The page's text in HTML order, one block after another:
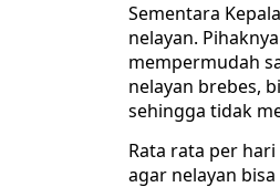
Sementara
nelayan.
mempermudah
nelayan brebes,
sehingga tidak
Rata rata per
agar nelayan